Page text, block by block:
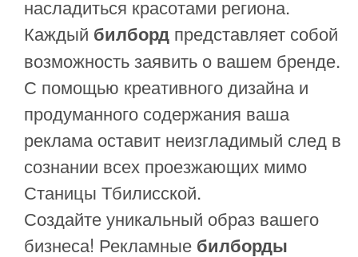
насладиться красотами региона.
Каждый билборд представляет собой
возможность заявить о вашем бренде.
С помощью креативного дизайна и
продуманного содержания ваша
реклама оставит неизгладимый след в
сознании всех проезжающих мимо
Станицы Тбилисской.
Создайте уникальный образ вашего
бизнеса! Рекламные билборды